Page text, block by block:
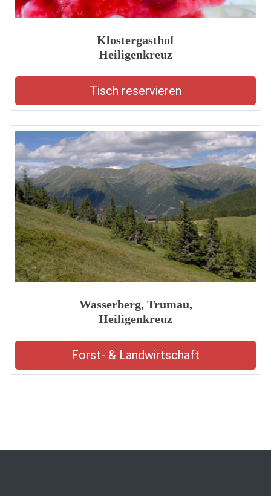
Klostergasthof
Heiligenkreuz
Tisch reservieren
Wasserberg, Trumau,
Heiligenkreuz
Forst- & Landwirtschaft